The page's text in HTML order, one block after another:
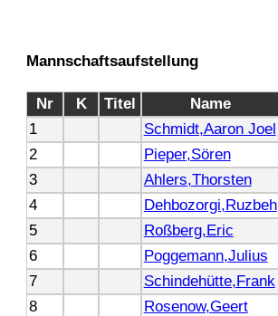
Mannschaftsaufstellung
Nr K Titel Name
1
Schmidt,Aaron Joel
2
Pieper,Sören
3
Ahlers,Thorsten
4
Dehbozorgi,Ruzbeh
5
Roßberg,Eric
6
Poggemann,Julius
7
Schindehütte,Frank
8
Rosenow,Geert